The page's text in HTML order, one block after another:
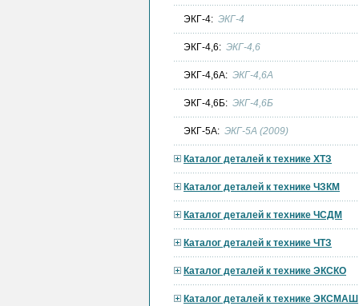
ЭКГ-4: ЭКГ-4
ЭКГ-4,6: ЭКГ-4,6
ЭКГ-4,6А: ЭКГ-4,6А
ЭКГ-4,6Б: ЭКГ-4,6Б
ЭКГ-5А: ЭКГ-5А (2009)
Каталог деталей к технике ХТЗ
Каталог деталей к технике ЧЗКМ
Каталог деталей к технике ЧСДМ
Каталог деталей к технике ЧТЗ
Каталог деталей к технике ЭКСКО
Каталог деталей к технике ЭКСМАШ